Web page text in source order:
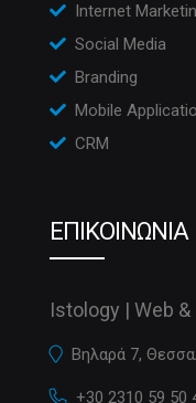
Internet
Social Media
Branding
Mobile
CRM
ΕΠΙΚΟΙΝΩΝΙΑ
Istology | Web
Βηλαρά 7,
+30 2310 59 50